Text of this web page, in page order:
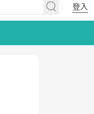
登入